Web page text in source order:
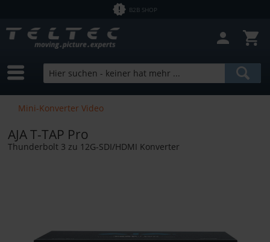
B2B SHOP
Mini-Konverter Video
AJA T-TAP Pro
Thunderbolt 3 zu 12G-SDI/HDMI Konverter
Sofort lieferbar
Hersteller
von